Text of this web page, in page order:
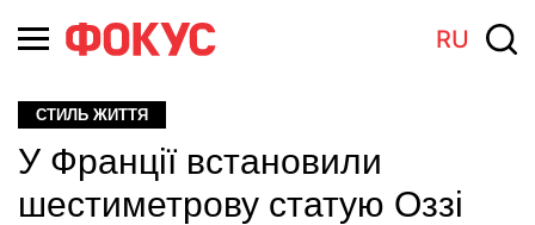
RU
СТИЛЬ ЖИТТЯ
У Франції встановили
шестиметрову статую Оззі